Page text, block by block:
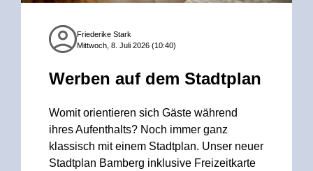
Friederike Stark
Mittwoch, 8. Juli 2026 (10:40)
Werben auf dem Stadtplan
Womit orientieren sich Gäste während
ihres Aufenthalts? Noch immer ganz
klassisch mit einem Stadtplan. Unser neuer
Stadtplan Bamberg inklusive Freizeitkarte